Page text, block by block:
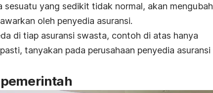
sesuatu yang sedikit tidak normal, akan mengubah
oleh penyedia asuransi.
di tiap asuransi swasta, contoh di atas hanya
tanyakan pada perusahaan penyedia asuransi